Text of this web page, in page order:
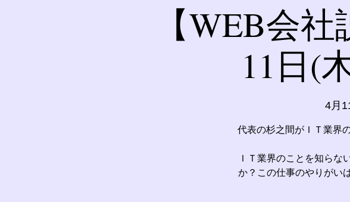
【WEB会
11日(
4月
代表の杉之間がＩＴ業界
ＩＴ業界のことを知らな
か？この仕事のやりがい